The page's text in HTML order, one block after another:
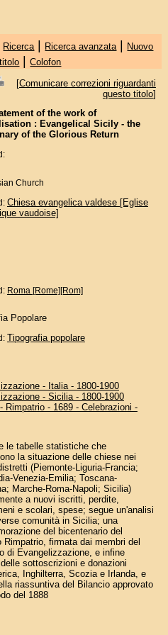
Ricerca | Ricerca avanzata | Nuovo
titolo |Colofon
[Comunicare correzioni riguardanti
questo titolo]
of the work of
: Evangelical Sicily - the
of the Glorious Return
Church
Chiesa evangelica valdese [Eglise
vaudoise]
Roma [Rome][Rom]
Popolare
Tipografia popolare
- Italia - 1800-1900
- Sicilia - 1800-1900
Rimpatrio - 1689 - Celebrazioni -
le tabelle statistiche che
la situazione delle chiese nei
(Piemonte-Liguria-Francia;
Venezia-Emilia; Toscana-
Marche-Roma-Napoli; Sicilia)
a nuovi iscritti, perdite,
e scolari, spese; segue un'analisi
comunità in Sicilia; una
del bicentenario del
Rimpatrio, firmata dai membri del
di Evangelizzazione, e infine
delle sottoscrizioni e donazioni
Inghilterra, Scozia e Irlanda, e
riassuntiva del Bilancio approvato
del 1888